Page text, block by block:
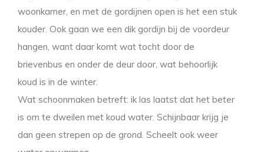
woonkamer, en met de gordijnen open is het een stuk
kouder. Ook gaan we een dik gordijn bij de voordeur
hangen, want daar komt wat tocht door de
brievenbus en onder de deur door, wat behoorlijk
koud is in de winter.
Wat schoonmaken betreft: ik las laatst dat het beter
is om te dweilen met koud water. Schijnbaar krijg je
dan geen strepen op de grond. Scheelt ook weer